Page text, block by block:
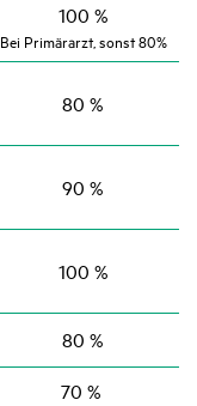
100 %
Bei Primär­arzt, sonst 80%
80 %
90 %
100 %
80 %
70 %